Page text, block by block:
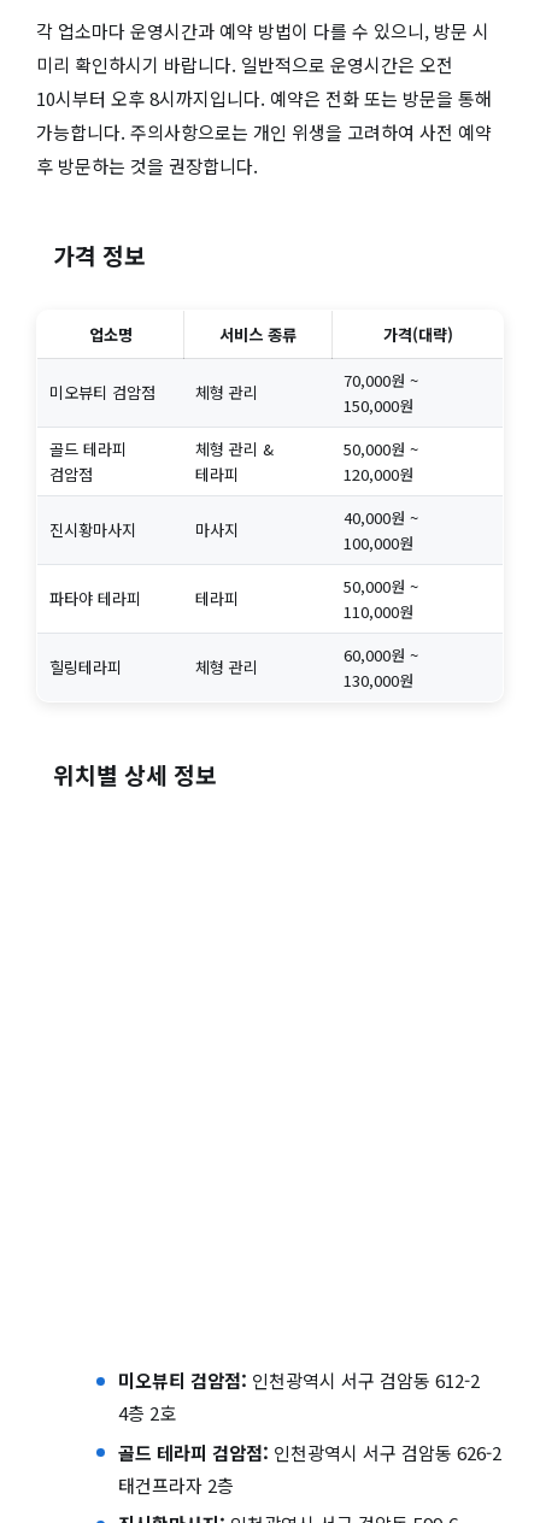
각 업소마다 운영시간과 예약 방법이 다를 수 있으니, 방문 시
미리 확인하시기 바랍니다. 일반적으로 운영시간은 오전
10시부터 오후 8시까지입니다. 예약은 전화 또는 방문을 통해
가능합니다. 주의사항으로는 개인 위생을 고려하여 사전 예약
후 방문하는 것을 권장합니다.
가격 정보
업소명 서비스 종류 가격(대략)
미오뷰티 검암점 체형 관리
70,000원 ~
150,000원
골드 테라피
검암점
체형 관리 &
테라피
50,000원 ~
120,000원
진시황마사지 마사지
40,000원 ~
100,000원
파타야 테라피 테라피
50,000원 ~
110,000원
힐링테라피 체형 관리
60,000원 ~
130,000원
위치별 상세 정보
미오뷰티 검암점: 인천광역시 서구 검암동 612-2
4층 2호
골드 테라피 검암점: 인천광역시 서구 검암동 626-2
태건프라자 2층